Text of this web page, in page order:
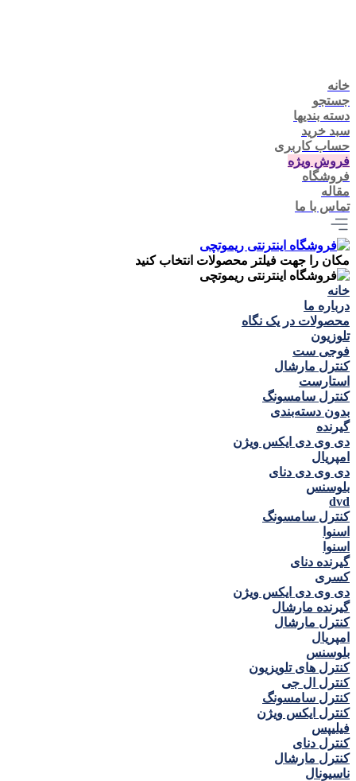
خانه
جستجو
دسته بندیها
سبد خرید
حساب کاربری
فروش ویژه
فروشگاه
مقاله
تماس با ما
مکان را جهت فیلتر محصولات انتخاب کنید
خانه
درباره ما
محصولات در یک نگاه
تلوزيون
فوجی ست
کنترل مارشال
استارست
کنترل سامسونگ
بدون دسته‌بندی
گيرنده
دی وی دی ايكس ويژن
امپريال
دی وی دی دنای
بلوسنس
dvd
کنترل سامسونگ
اسنوا
اسنوا
گیرنده دنای
كسری
دی وی دی ايكس ويژن
گیرنده مارشال
کنترل مارشال
امپريال
بلوسنس
کنترل های تلویزیون
کنترل ال جی
کنترل سامسونگ
کنترل ايكس ويژن
فيليپس
کنترل دنای
کنترل مارشال
ناسيونال